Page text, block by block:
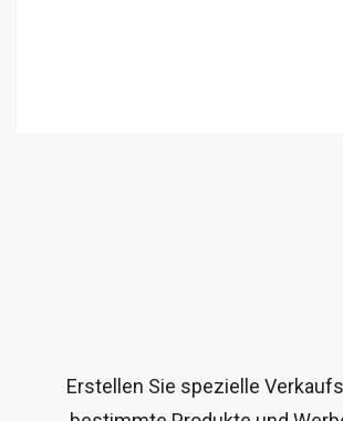
Erstellen Sie spezielle